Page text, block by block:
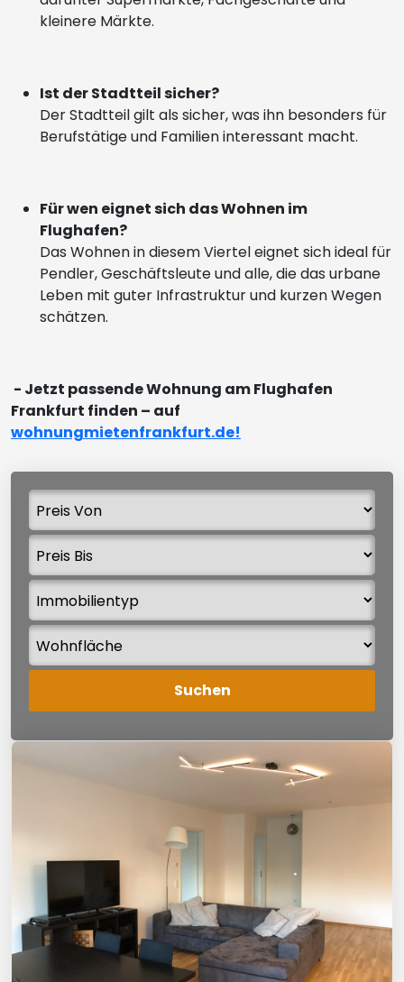
kleinere Märkte.
Ist der Stadtteil sicher?
Der Stadtteil gilt als sicher, was ihn besonders für
Berufstätige und Familien interessant macht.
Für wen eignet sich das Wohnen im
Flughafen?
Das Wohnen in diesem Viertel eignet sich ideal für
Pendler, Geschäftsleute und alle, die das urbane
Leben mit guter Infrastruktur und kurzen Wegen
schätzen.
- Jetzt passende Wohnung am Flughafen
Frankfurt finden – auf
wohnungmietenfrankfurt.de!